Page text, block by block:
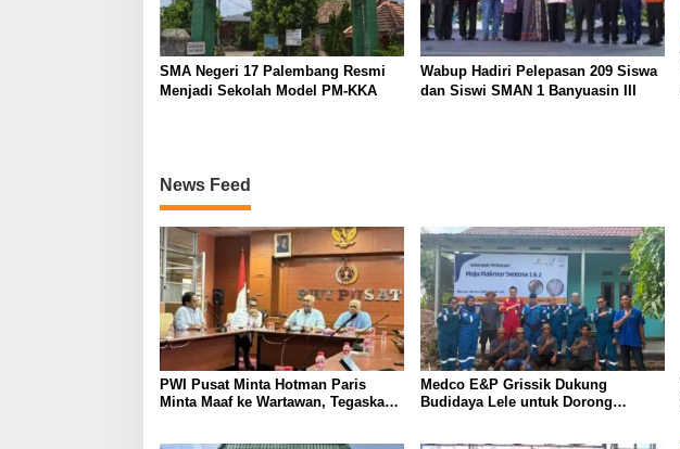
SMA Negeri 17 Palembang Resmi
Menjadi Sekolah Model PM-KKA
Wabup Hadiri Pelepasan 209 Siswa
dan Siswi SMAN 1 Banyuasin III
News Feed
PWI Pusat Minta Hotman Paris
Minta Maaf ke Wartawan, Tegaskan
Medco E&P Grissik Dukung
Budidaya Lele untuk Dorong